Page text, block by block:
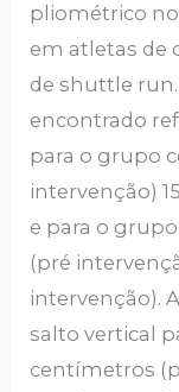
pliométrico
em atletas de
de shuttle
encontrado
para o grupo
intervenção)
e para o
(pré
intervenção).
salto vertical
centímetros